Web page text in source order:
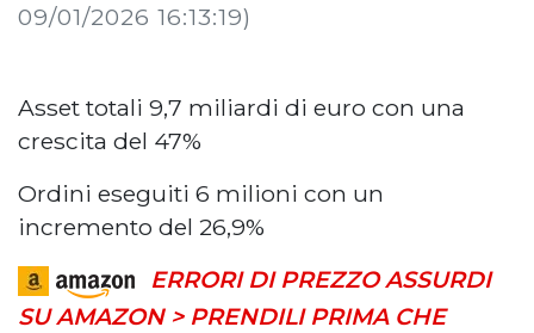
09/01/2026 16:13:19)
Asset totali 9,7 miliardi di euro con una
crescita del 47%
Ordini eseguiti 6 milioni con un
incremento del 26,9%
ERRORI DI PREZZO ASSURDI
SU AMAZON > PRENDILI PRIMA CHE